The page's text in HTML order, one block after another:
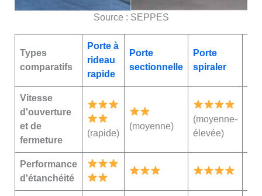
Source : SEPPES
Types
comparatifs
Porte à
rideau
rapide
Porte
sectionnelle
Porte
spiraler
Vitesse
d'ouverture
et de
fermeture
(rapide)
(moyenne)
(moyenne-
élevée)
Performance
d'étanchéité